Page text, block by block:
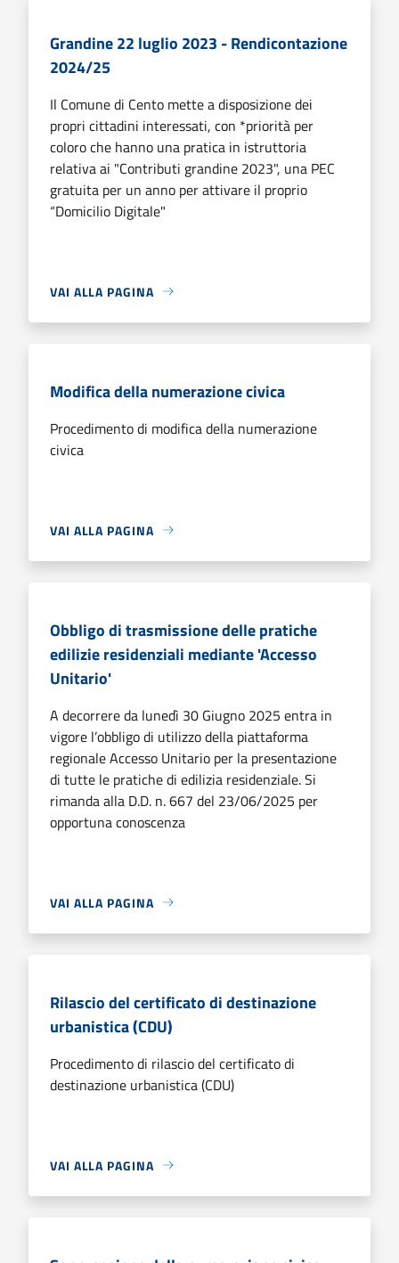
Grandine 22 luglio 2023 - Rendicontazione
2024/25
Il Comune di Cento mette a disposizione dei
propri cittadini interessati, con *priorità per
coloro che hanno una pratica in istruttoria
relativa ai "Contributi grandine 2023", una PEC
gratuita per un anno per attivare il proprio
“Domicilio Digitale"
VAI ALLA PAGINA
Modifica della numerazione civica
Procedimento di modifica della numerazione
civica
VAI ALLA PAGINA
Obbligo di trasmissione delle pratiche
edilizie residenziali mediante 'Accesso
Unitario'
A decorrere da lunedì 30 Giugno 2025 entra in
vigore l’obbligo di utilizzo della piattaforma
regionale Accesso Unitario per la presentazione
di tutte le pratiche di edilizia residenziale. Si
rimanda alla D.D. n. 667 del 23/06/2025 per
opportuna conoscenza
VAI ALLA PAGINA
Rilascio del certificato di destinazione
urbanistica (CDU)
Procedimento di rilascio del certificato di
destinazione urbanistica (CDU)
VAI ALLA PAGINA